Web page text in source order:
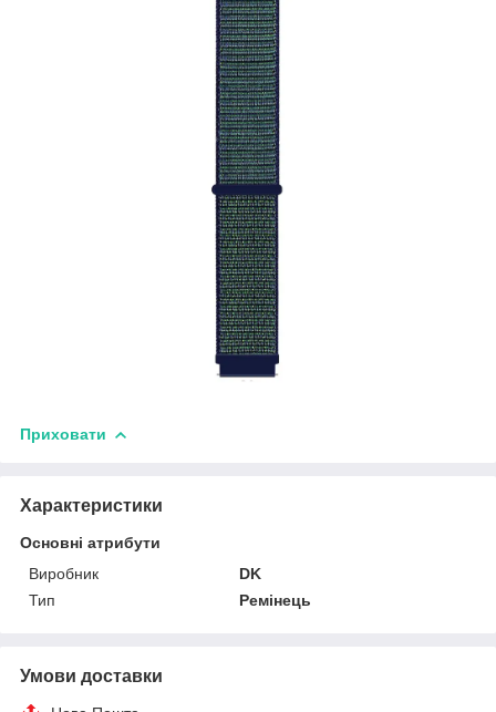
Приховати
Характеристики
Основні атрибути
Виробник
DK
Тип
Ремінець
Умови доставки